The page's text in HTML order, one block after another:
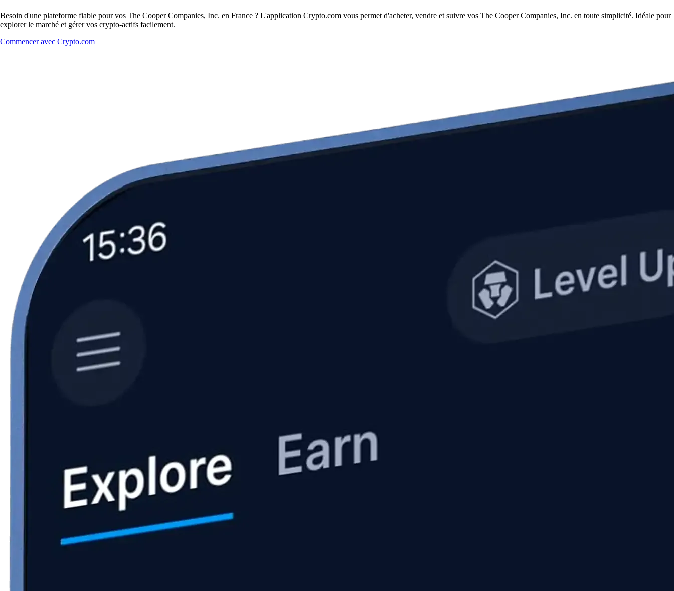
Besoin d'une plateforme fiable pour vos The Cooper Companies, Inc. en France ? L'application Crypto.com vous permet d'acheter, vendre et suivre vos The Cooper Companies, Inc. en toute simplicité. Idéale pour
explorer le marché et gérer vos crypto-actifs facilement.
Commencer avec Crypto.com